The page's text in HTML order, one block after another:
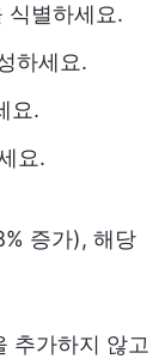
식별하세요.
하세요.
요.
요.
증가), 해당
추가하지 않고